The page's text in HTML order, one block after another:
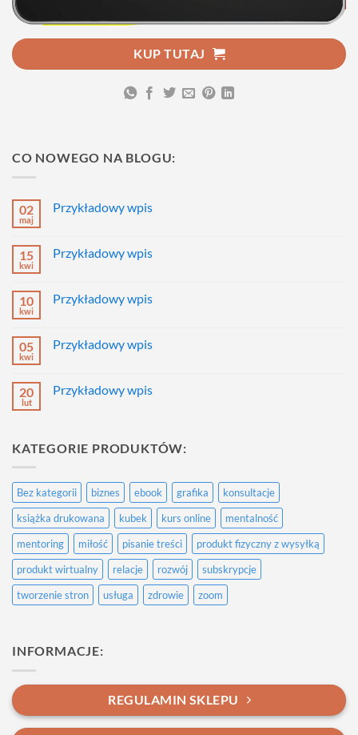
KUP TUTAJ
CO NOWEGO NA BLOGU:
02
maj
Przykładowy wpis
Przykładowy
15
kwi
Przykładowy wpis
Przykładowy
10
kwi
Przykładowy wpis
Przykładowy
05
kwi
Przykładowy wpis
Przykładowy
20
lut
Przykładowy wpis
wpis
KATEGORIE PRODUKTÓW:
Bez kategorii biznes ebook grafika
konsultacje
książka drukowana
kubek kurs online
mentalność
mentoring
miłość pisanie treści
produkt fizyczny z wysyłką
produkt wirtualny
relacje rozwój
subskrypcje
tworzenie stron
usługa zdrowie zoom
INFORMACJE:
REGULAMIN SKLEPU